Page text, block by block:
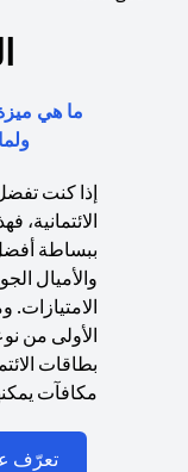
إذا كنت
الائتمانية،
ببساطة
والأميال
الأولى من
بطاقات
مكافآت
تعرّف